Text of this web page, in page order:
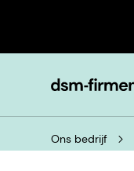
Ons bedrijf